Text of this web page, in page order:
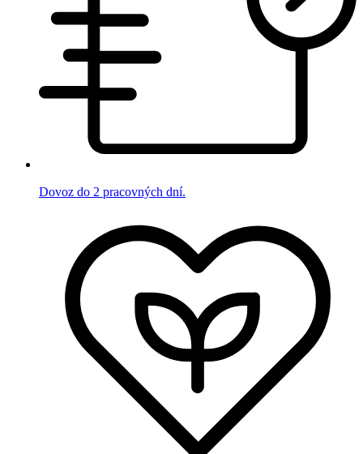
Dovoz do 2 pracovných dní.